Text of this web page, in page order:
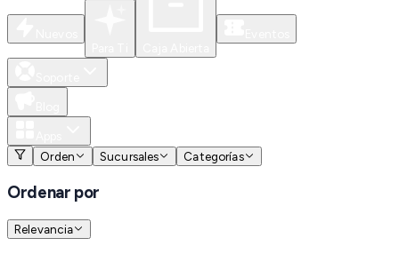
Orden
Sucursales Categorías
Ordenar por
Relevancia